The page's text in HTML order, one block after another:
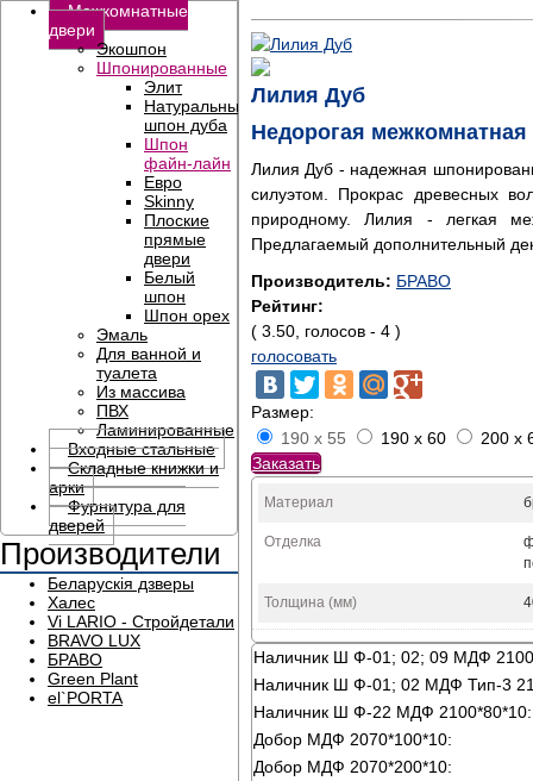
Межкомнатные
двери
Экошпон
Шпонированные
Элит
Натуральный
шпон дуба
Шпон
файн-лайн
Евро
Skinny
Плоские
прямые
двери
Белый
шпон
Шпон орех
Эмаль
Для ванной и
туалета
Из массива
ПВХ
Ламинированные
Входные стальные
Складные книжки и
арки
Фурнитура для
дверей
Производители
Беларускія дзверы
Халес
Vi LARIO - Стройдетали
BRAVO LUX
БРАВО
Green Plant
el`PORTA
Лилия Дуб
Недорогая
Лилия Дуб - надежная
силуэтом. Прокрас древесных
природному. Лилия - легкая
Предлагаемый дополнительный
Производитель: БРАВО
Рейтинг:
( 3.50, голосов - 4 )
голосовать
Размер:
190 x 55
190 x 60
200 x
Заказать
Материал
Отделка
Толщина (мм)
Наличник Ш Ф-01; 02; 09 МДФ
Наличник Ш Ф-01; 02 МДФ Тип-3
Наличник Ш Ф-22 МДФ 2100*80*10:
Добор МДФ 2070*100*10:
Добор МДФ 2070*200*10: